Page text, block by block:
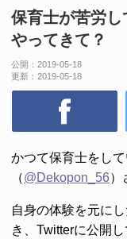
保育士が苦労
やってきて？
公開： 2019-05-18
更新： 2019-05-18
かつて保育士をし
（@Dekopon_56）
自身の体験を元に
き、Twitterに公開し